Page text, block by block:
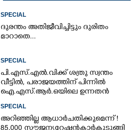
SPECIAL
ദുരന്തം അതിജീവിച്ചിട്ടും ദുരിതം
മാറാതെ...
SPECIAL
പി.എസ്.എൽ.വിക്ക് ശത്രു സ്വന്തം
വീട്ടിൽ,​ പരാജയത്തിന് പിന്നിൽ
ഐ.എസ്.ആർ.ഒയിലെ ഉന്നതൻ
SPECIAL
അറിഞ്ഞില്ല ആധാർ ചതിക്കുമെന്ന് !